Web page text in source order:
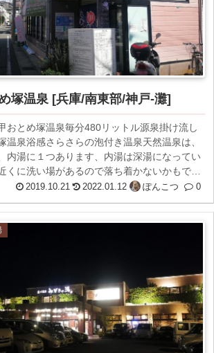
塚温泉 [兵庫/南東部/神戸-灘]
おとめ塚温泉毎分480リットル源泉掛け流し
温泉浴感さらさらの泡付き温泉天然温泉は、
内湯に１つあります、内湯は深湯になってい
くに洗い場があるので落ち着かないかもで
は座って胸あたり、浅...
2019.10.21 2022.01.12 ぽんこつ 0